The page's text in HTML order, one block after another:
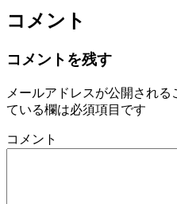
コメント
コメントを残す
メールアドレスが公開される
ている欄は必須項目です
コメント